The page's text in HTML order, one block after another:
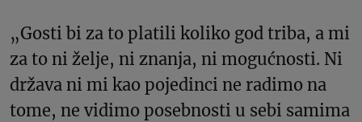
„Gosti bi za to platili koliko god triba, a mi
za to ni želje, ni znanja, ni mogućnosti. Ni
država ni mi kao pojedinci ne radimo na
tome, ne vidimo posebnosti u sebi samima